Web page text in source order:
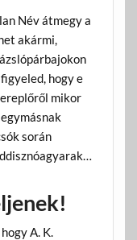
Név átmegy a
akármi,
hogy e
mikor
során
A. K.